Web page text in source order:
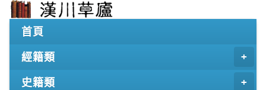
首頁
經籍類
史籍類